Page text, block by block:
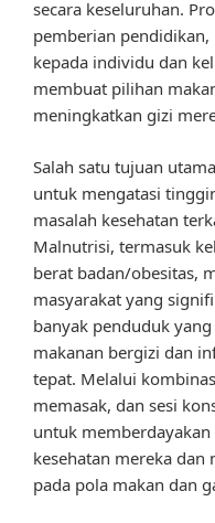
secara keseluruhan.
pemberian
kepada individu dan
membuat pilihan
meningkatkan gizi
Salah satu tujuan
untuk mengatasi
masalah kesehatan
Malnutrisi, termasuk
berat badan/obesitas,
masyarakat yang
banyak penduduk
makanan bergizi dan
tepat. Melalui
memasak, dan sesi
untuk
kesehatan mereka
pada pola makan dan